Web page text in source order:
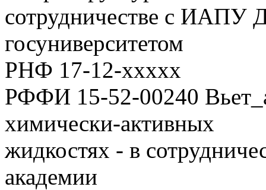
сотрудничестве с
госуниверситетом
РНФ 17-12-ххххх
РФФИ 15-52-00240
химически-активных
жидкостях - в
академии